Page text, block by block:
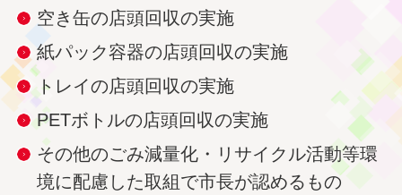
空き缶の店頭回収の実施
紙パック容器の店頭回収の実施
トレイの店頭回収の実施
PETボトルの店頭回収の実施
その他のごみ減量化・リサイクル活動等環
境に配慮した取組で市長が認めるもの